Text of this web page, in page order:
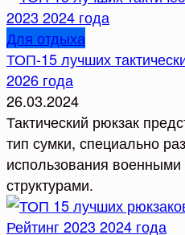
Для отдыха
ТОП-15 лучших
2026 года
26.03.2024
Тактический рюкзак
тип сумки, специально
использования
структурами.